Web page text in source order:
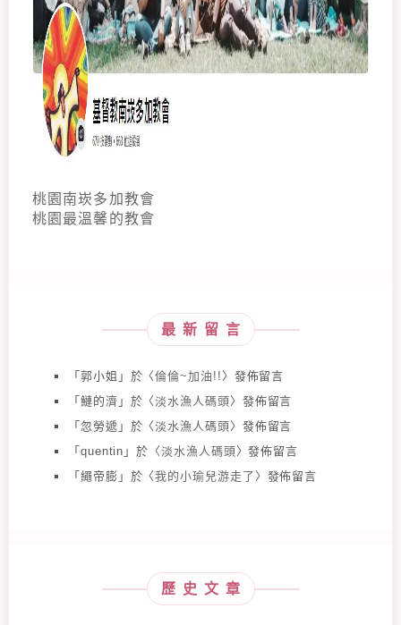
桃園南崁多加教會
桃園最溫馨的教會
最新留言
「郭小姐 」於〈倫倫~加油!! 〉發佈留言
「鰱的濟 」於〈淡水漁人碼頭〉發佈留言
「忽勞遞 」於〈淡水漁人碼頭〉發佈留言
「quentin 」於〈淡水漁人碼頭〉發佈留言
「繩帝膨 」於〈我的小瑜兒游走了 〉發佈留言
歷史文章